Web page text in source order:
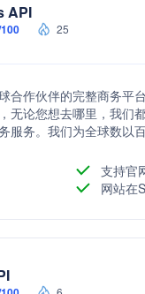
API
25
合作伙伴的完整商务平
无论您想去哪里，我们
服务。我们为全球数以
支持官
网站在